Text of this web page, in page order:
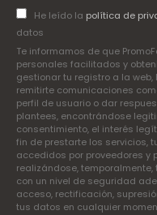
He leído la política de
datos
Te informamos de que
personales facilitados y
gestionar tu registro a la
remitirte comunicaciones
perfil de usuario o dar
plantees, encontrándose
consentimiento, el interés
fin de prestarte los servicios,
accedidos por proveedores y
realizándose,
con un nivel de seguridad
acceso, rectificación,
tus datos en cualquier